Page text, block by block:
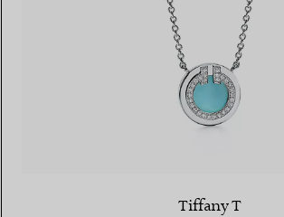
Tiffany T